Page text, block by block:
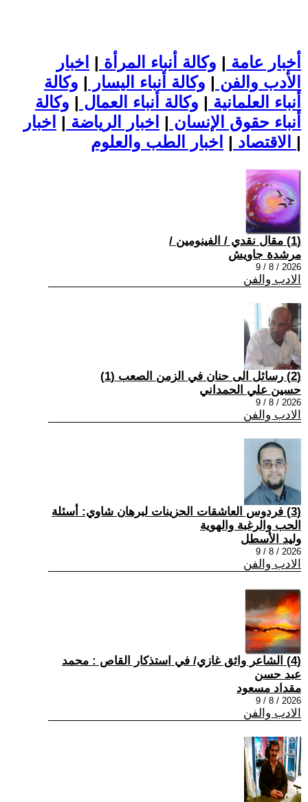
أخبار عامة | وكالة أنباء المرأة | اخبار
الأدب والفن | وكالة أنباء اليسار | وكالة
أنباء العلمانية | وكالة أنباء العمال | وكالة
أنباء حقوق الإنسان | اخبار الرياضة | اخبار
الاقتصاد | |
(1) مقال نقدي / الفينومين /
مرشدة جاويش
2026 / 8 / 9
الادب والفن
(2) رسائل الى حنان في الزمن الصعب (1)
حسين علي الحمداني
2026 / 8 / 9
الادب والفن
(3) فردوس العاشقات الحزينات لبرهان شاوي: أسئلة
الحب والرغبة والهوية
وليد الأسطل
2026 / 8 / 9
الادب والفن
(4) الشاعر واثق غازي/ في استذكار القاص : محمد
عبد حسن
مقداد مسعود
2026 / 8 / 9
الادب والفن